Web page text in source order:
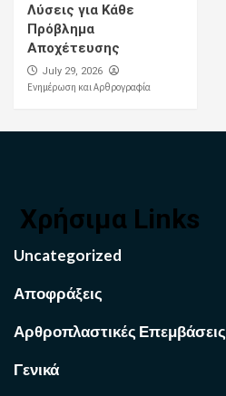
Λύσεις για Κάθε
Πρόβλημα
Αποχέτευσης
July 29, 2026
Ενημέρωση και Αρθρογραφία
Χρήσιμα Links
Uncategorized
Αποφράξεις
Αρθροπλαστικές Επεμβάσεις
Γενικά